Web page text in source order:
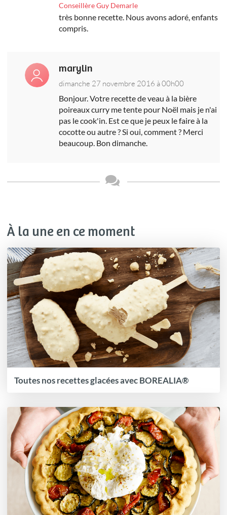
Conseillère Guy Demarle
très bonne recette. Nous avons adoré, enfants
compris.
marylin
dimanche 27 novembre 2016 à 00h00
Bonjour. Votre recette de veau à la bière
poireaux curry me tente pour Noël mais je n'ai
pas le cook'in. Est ce que je peux le faire à la
cocotte ou autre ? Si oui, comment ? Merci
beaucoup. Bon dimanche.
À la une en ce moment
Toutes nos recettes glacées avec BOREALIA®